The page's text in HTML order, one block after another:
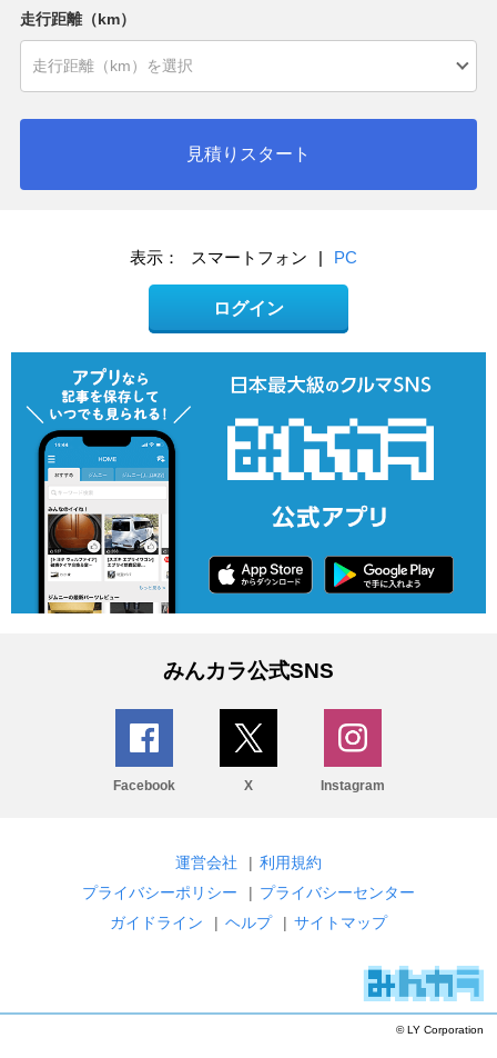
走行距離（km）
見積りスタート
表示： スマートフォン | PC
ログイン
みんカラ公式SNS
Facebook X Instagram
運営会社 | 利用規約
プライバシーポリシー
| プライバシーセンター
ガイドライン
| ヘルプ | サイトマップ
© LY Corporation